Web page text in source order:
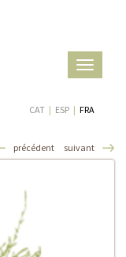
Toggle
CAT | ESP | FRA
précédent suivant